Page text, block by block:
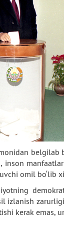
omil bo‘lib
izlanish
kerak